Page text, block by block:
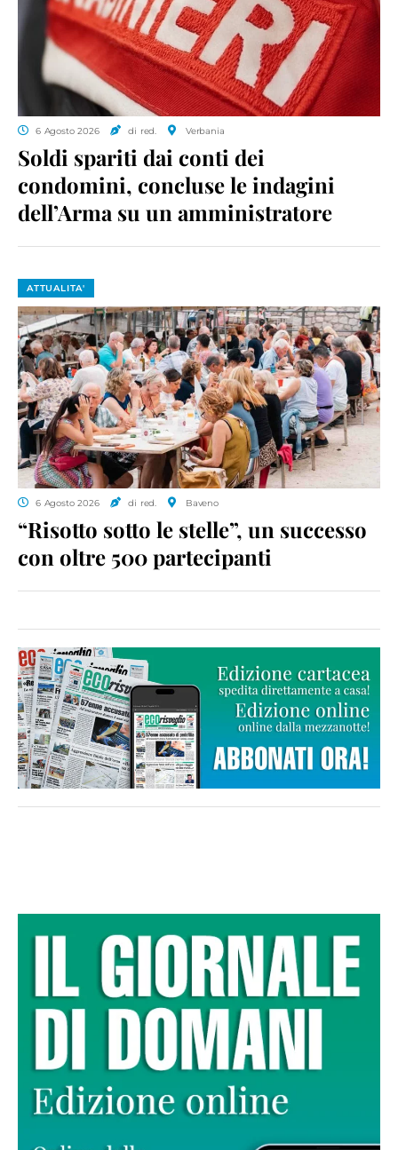
6 Agosto 2026 di red. Verbania
Soldi spariti dai conti dei
condomini, concluse le indagini
dell’Arma su un amministratore
ATTUALITA'
6 Agosto 2026 di red. Baveno
“Risotto sotto le stelle”, un successo
con oltre 500 partecipanti